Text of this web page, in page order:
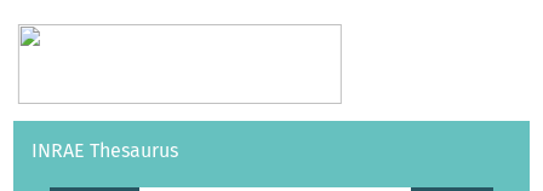
Vocabulaires API
INRAE Thesaurus